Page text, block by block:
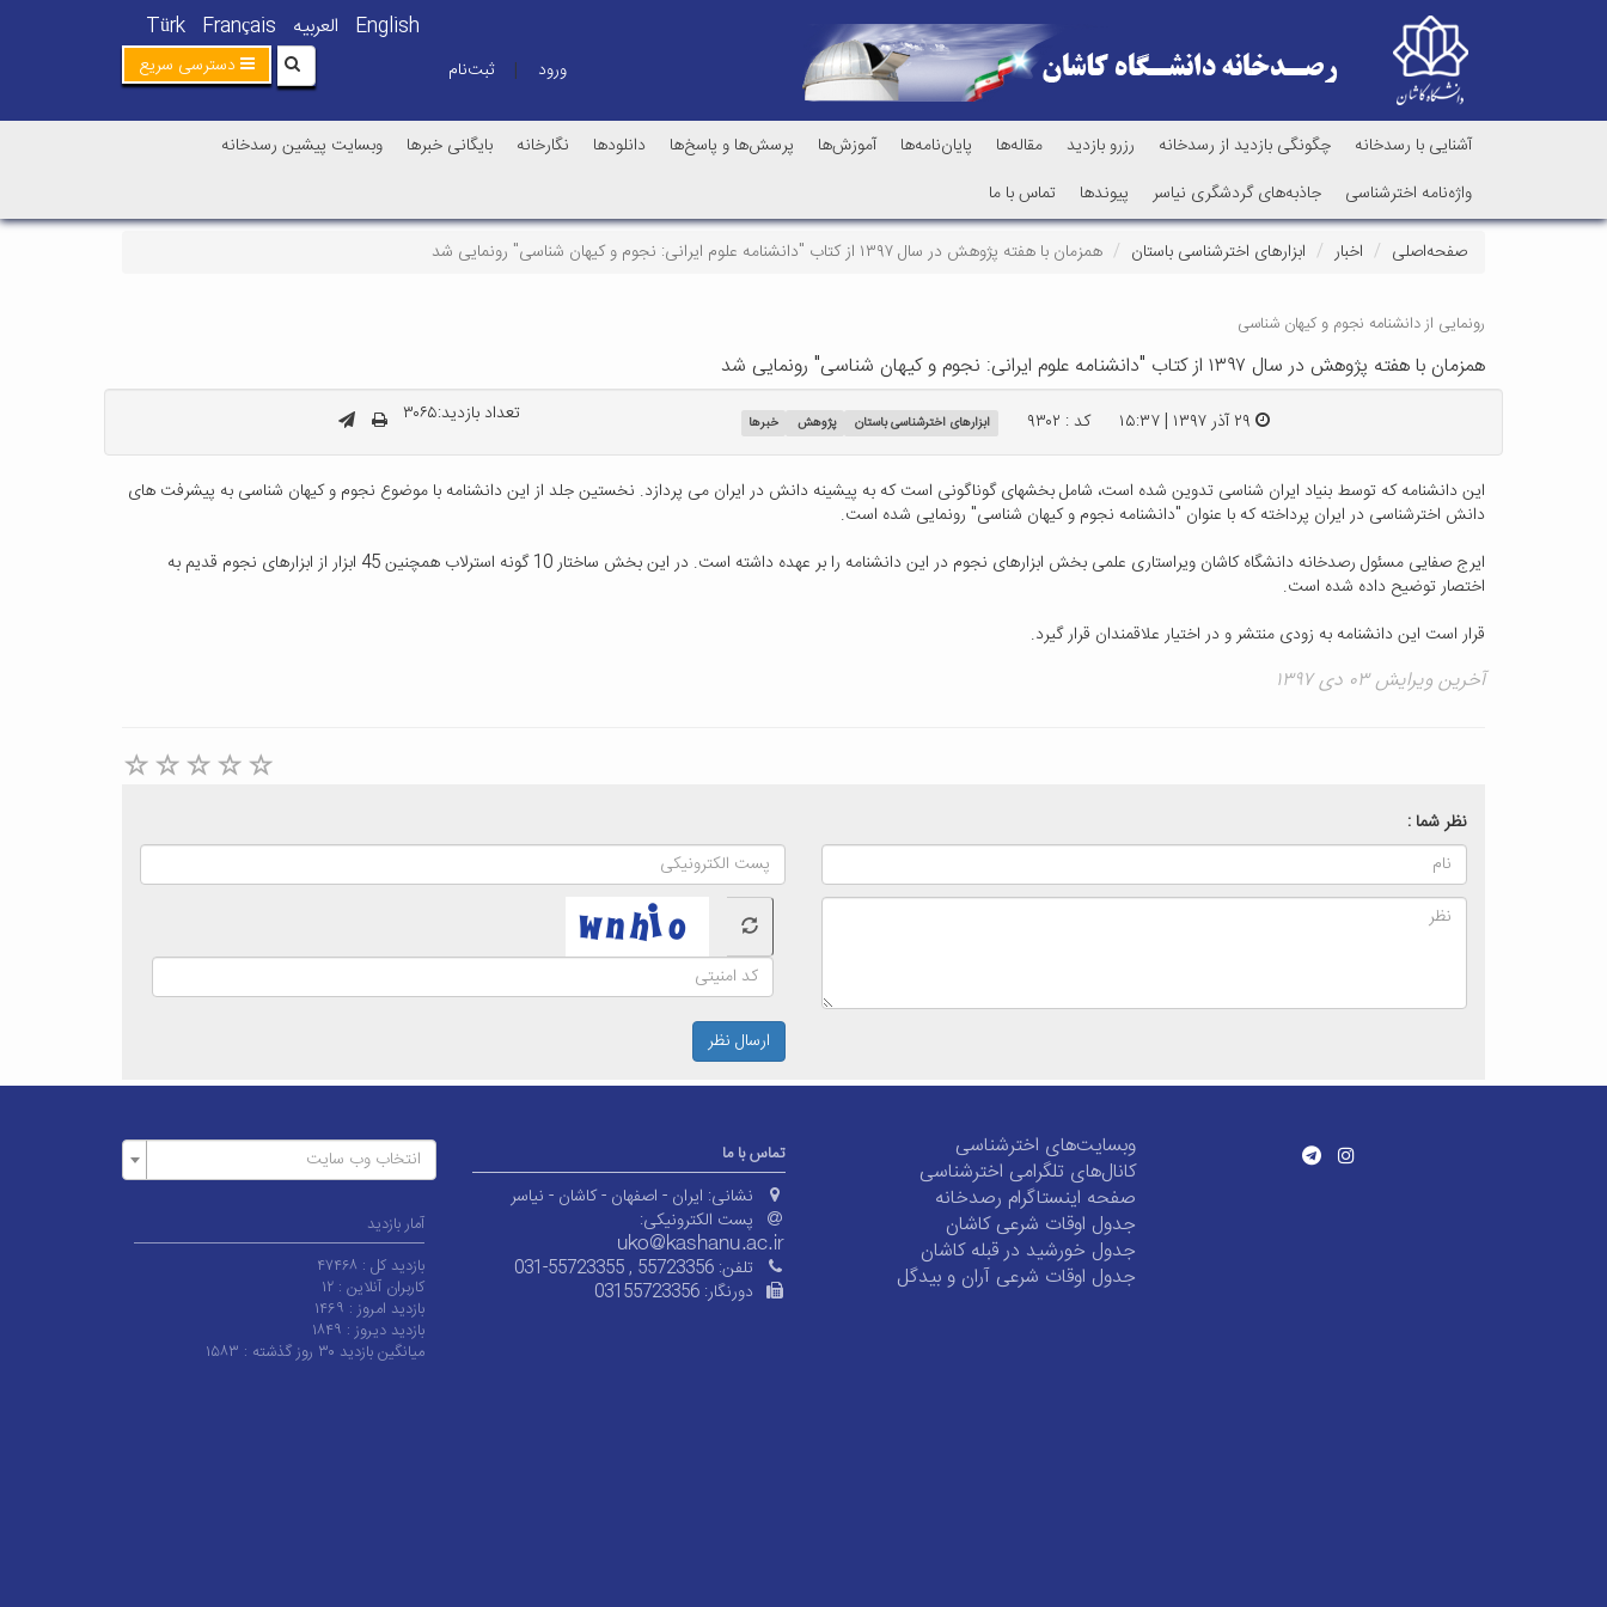
English العربیه Français
Türk
ورود | ثبت‌نام دسترسی سریع
آشنایی با رسدخانه چگونگی بازدید از رسدخانه رزرو بازدید مقاله‌ها پایان‌نامه‌ها آموزش‌ها پرسش‌ها و پاسخ‌ها دانلودها نگارخانه بایگانی خبرها
وبسایت پیشین رسدخانه
واژه‌نامه اخترشناسی
جاذبه‌های گردشگری نیاسر پیوندها تماس با ما
صفحه‌اصلی اخبار ابزارهای اخترشناسی باستان همزمان با هفته پژوهش در سال ۱۳۹۷ از کتاب "دانشنامه علوم ایرانی: نجوم و کیهان شناسی" رونمایی شد
رونمایی از دانشنامه نجوم و کیهان شناسی
همزمان با هفته پژوهش در سال ۱۳۹۷ از کتاب "دانشنامه علوم ایرانی: نجوم و کیهان شناسی" رونمایی شد
کد : ۹۳۰۲ ابزارهای اخترشناسی باستان پژوهش خبرها تعداد بازدید:۳۰۶۵
این دانشنامه که توسط بنیاد ایران شناسی تدوین شده است، شامل بخشهای گوناگونی است که به پیشینه دانش در ایران می پردازد. نخستین جلد از این دانشنامه با موضوع نجوم و کیهان شناسی به پیشرفت های
دانش اخترشناسی در ایران پرداخته که با عنوان "دانشنامه نجوم و کیهان شناسی" رونمایی شده است.
ایرج صفایی مسئول رصدخانه دانشگاه کاشان ویراستاری علمی بخش ابزارهای نجوم در این دانشنامه را بر عهده داشته است. در این بخش ساختار 10 گونه استرلاب همچنین 45 ابزار از ابزارهای نجوم قدیم به
اختصار توضیح داده شده است.
قرار است این دانشنامه به زودی منتشر و در اختیار علاقمندان قرار گیرد.
آخرین ویرایش ۰۳ دی ۱۳۹۷
نظر شما :
ارسال نظر
وبسایت‌های اخترشناسی
کانال‌های تلگرامی اخترشناسی
صفحه اینستاگرام رصدخانه
جدول اوقات شرعی کاشان
جدول خورشید در قبله کاشان
جدول اوقات شرعی آران و بیدگل
تماس با ما
نشانی: ایران - اصفهان - کاشان - نیاسر
پست الکترونیکی:
تلفن: 031-55723355 , 55723356
دورنگار: 03155723356
انتخاب وب سایت
آمار بازدید
بازدید کل : ۴۷۴۶۸
کاربران آنلاین :۱۲
بازدید امروز : ۱۴۶۹
بازدید دیروز : ۱۸۴۹
میانگین بازدید ۳۰ روز گذشته :
۱۵۸۳